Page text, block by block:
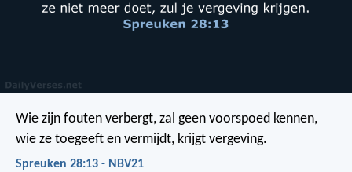
Wie zijn fouten verbergt, zal geen voorspoed kennen,
wie ze toegeeft en vermijdt, krijgt vergeving.
Spreuken 28:13 - NBV21